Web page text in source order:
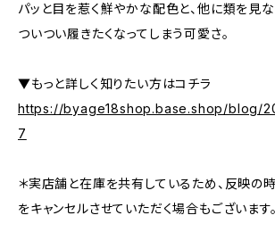
パッと目を惹く鮮やかな配色と、他に類を見な
ついつい履きたくなってしまう可愛さ。
▼もっと詳しく知りたい方はコチラ
https://byage18shop.base.shop/blog/
7
＊実店舗と在庫を共有しているため、反映の
をキャンセルさせていただく場合もございます。